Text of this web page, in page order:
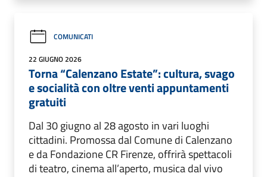
COMUNICATI
22 GIUGNO 2026
Torna “Calenzano Estate”: cultura, svago
e socialità con oltre venti appuntamenti
gratuiti
Dal 30 giugno al 28 agosto in vari luoghi
cittadini. Promossa dal Comune di Calenzano
e da Fondazione CR Firenze, offrirà spettacoli
di teatro, cinema all’aperto, musica dal vivo